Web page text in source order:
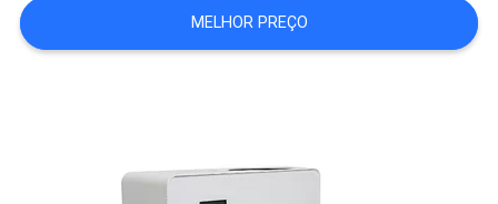
NOTÍCIA
CITAÇÕES
MELHOR PREÇO